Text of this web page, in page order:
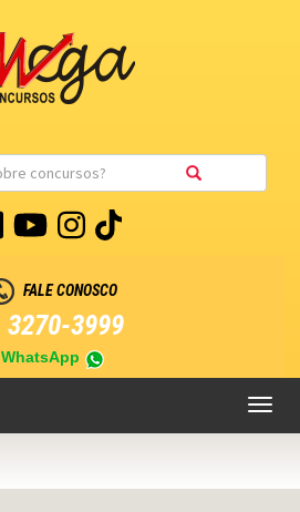
FALE CONOSCO
3270-3999
WhatsApp
Toggle